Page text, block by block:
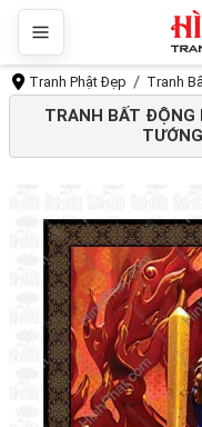
Tranh Phật Đẹp Tranh
TRANH BẤT ĐỘNG